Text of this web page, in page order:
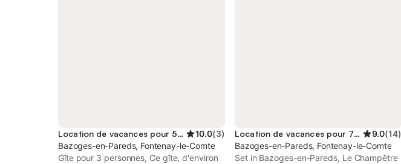
Location de vacances pour 5 personnes 10.0(3)
Bazoges-en-Pareds, Fontenay-le-Comte
Gîte pour 3 personnes, Ce gîte, d'environ
Location de vacances pour 7 personnes 9.0(14)
Bazoges-en-Pareds, Fontenay-le-Comte
Set in Bazoges-en-Pareds, Le Champêtre